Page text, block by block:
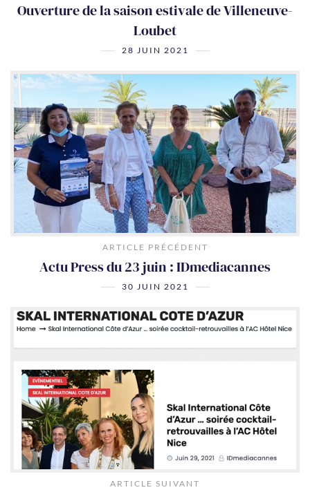
Ouverture de la saison estivale de Villeneuve-
Loubet
28 JUIN 2021
ARTICLE PRÉCÉDENT
Actu Press du 23 juin : IDmediacannes
30 JUIN 2021
ARTICLE SUIVANT